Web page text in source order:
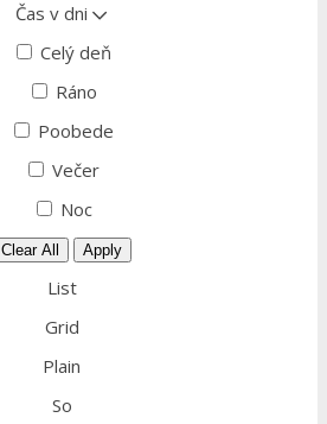
Čas v dni
Celý deň
Ráno
Poobede
Večer
Noc
Clear All Apply
List
Grid
Plain
So